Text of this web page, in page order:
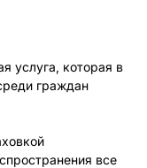
услуга, которая в
граждан
все